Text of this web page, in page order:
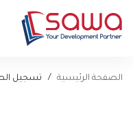
الصفحة الرئيسية تسجيل